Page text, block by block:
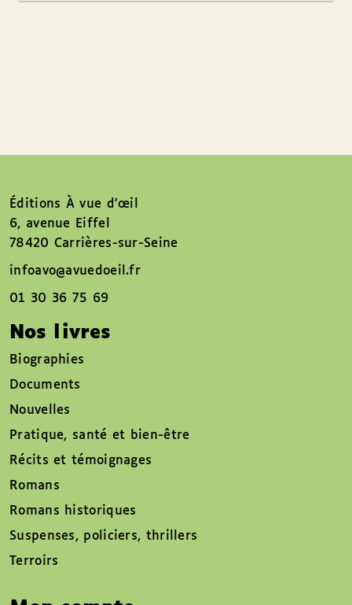
Éditions À vue d’œil
6, avenue Eiffel
78420 Carrières-sur-Seine
infoavo@avuedoeil.fr
01 30 36 75 69
Nos livres
Biographies
Documents
Nouvelles
Pratique, santé et bien-être
Récits et témoignages
Romans
Romans historiques
Suspenses, policiers, thrillers
Terroirs